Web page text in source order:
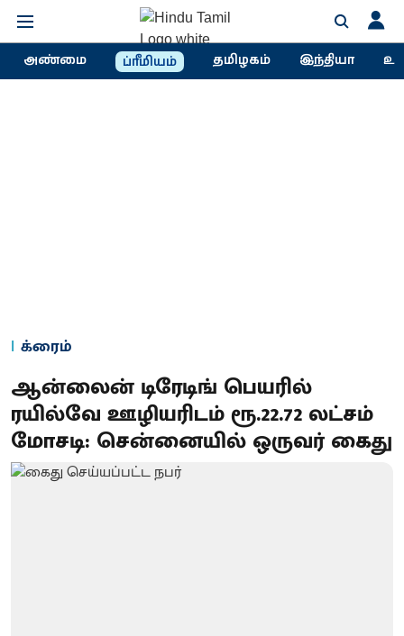
அண்மை ப்ரீமியம் தமிழகம் இந்தியா
க்ரைம்
ஆன்லைன் டிரேடிங் பெயரில்
ரயில்வே ஊழியரிடம் ரூ.22.72 லட்சம்
மோசடி: சென்னையில் ஒருவர் கைது